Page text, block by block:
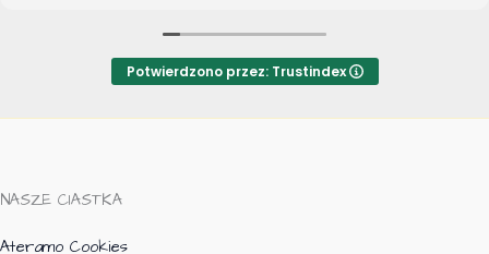
Potwierdzono przez: Trustindex
NASZE CIASTKA
Ateramo Cookies